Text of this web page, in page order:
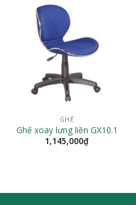
GHẾ
Ghế xoay lưng liền GX10.1
1,145,000₫